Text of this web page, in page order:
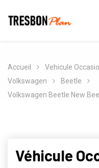
Accueil Vehicule
Volkswagen
Beetle
Volkswagen Beetle New
Véhicule